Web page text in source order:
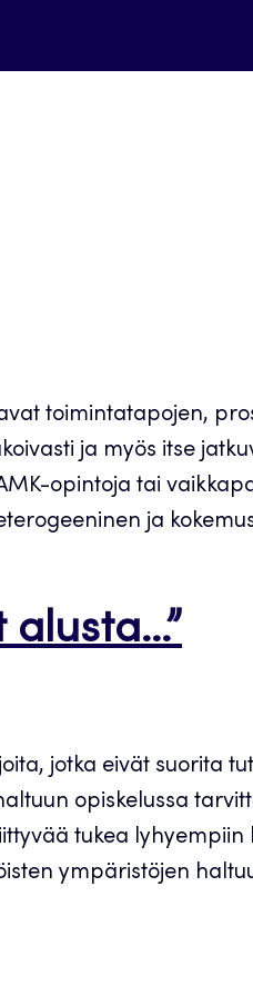
toimintatapojen,
ja myös itse
opintoja tai
ja
alusta…”
jotka eivät suorita
opiskelussa
tukea lyhyempiin
ympäristöjen